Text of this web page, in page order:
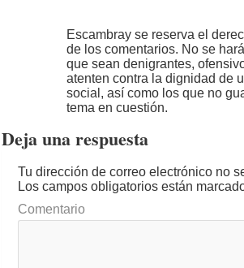
Escambray se reserva el
de los comentarios. No se
que sean denigrantes,
atenten contra la dignidad de
social, así como los que no
tema en cuestión.
Deja una respuesta
Tu dirección de correo electrónico no
Los campos obligatorios están
Comentario